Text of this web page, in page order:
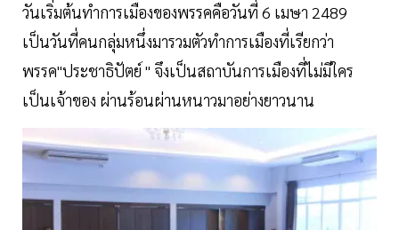
วันเริ่มต้นทำการเมืองของพรรคคือวันที่ 6 เมษา 2489
เป็นวันที่คนกลุ่มหนึ่งมารวมตัวทำการเมืองที่เรียกว่า
พรรค"ประชาธิปัตย์ " จึงเป็นสถาบันการเมืองที่ไม่มีใคร
เป็นเจ้าของ ผ่านร้อนผ่านหนาวมาอย่างยาวนาน